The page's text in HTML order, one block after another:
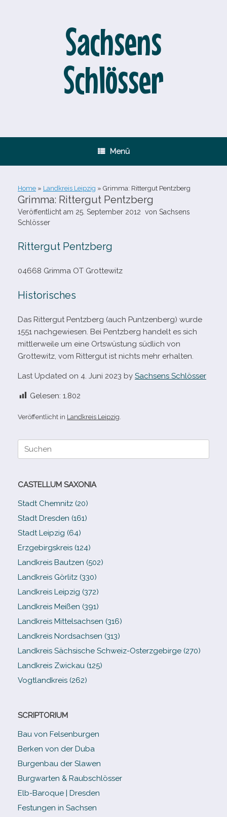
Sachsens
Schlösser
Menü
Home » Landkreis Leipzig » Grimma: Rittergut Pentzberg
Grimma: Rittergut Pentzberg
Veröffentlicht am 25. September 2012 von Sachsens
Schlösser
Rittergut Pentzberg
04668 Grimma OT Grottewitz
Historisches
Das Rittergut Pentzberg (auch Puntzenberg) wurde
1551 nach­ge­wie­sen. Bei Pentzberg han­delt es sich
mitt­ler­weile um eine Ortswüstung süd­lich von
Grottewitz, vom Rittergut ist nichts mehr erhalten.
Last Updated on 4. Juni 2023 by Sachsens Schlösser
Gelesen: 1.802
Veröffentlicht in Landkreis Leipzig
Suche
CASTELLUM SAXONIA
Stadt Chemnitz (20)
Stadt Dresden (161)
Stadt Leipzig (64)
Erzgebirgskreis (124)
Landkreis Bautzen (502)
Landkreis Görlitz (330)
Landkreis Leipzig (372)
Landkreis Meißen (391)
Landkreis Mittelsachsen (316)
Landkreis Nordsachsen (313)
Landkreis Sächsische Schweiz-​Osterzgebirge (270)
Landkreis Zwickau (125)
Vogtlandkreis (262)
SCRIPTORIUM
Bau von Felsenburgen
Berken von der Duba
Burgenbau der Slawen
Burgwarten & Raubschlösser
Elb-​Baroque | Dresden
Festungen in Sachsen